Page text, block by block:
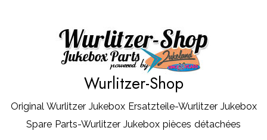
Wurlitzer-Shop
Original Wurlitzer Jukebox Ersatzteile-Wurlitzer Jukebox
Spare Parts-Wurlitzer Jukebox pièces détachées